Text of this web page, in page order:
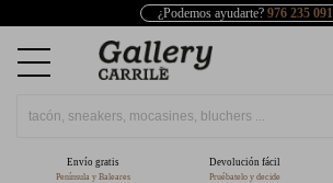
¿Podemos ayudarte? 976 235 091
Envío gratis
Península y Baleares
Devolución fácil
Pruébatelo y decide